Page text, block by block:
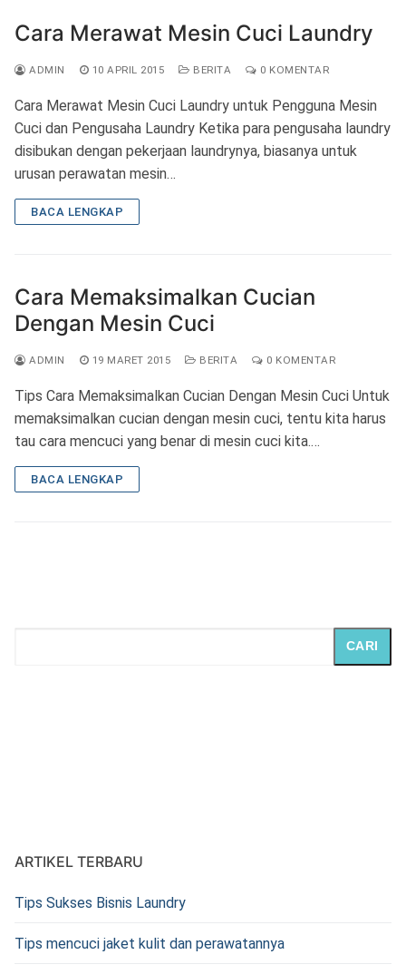
Cara Merawat Mesin Cuci Laundry
ADMIN 10 APRIL 2015 BERITA 0 KOMENTAR
Cara Merawat Mesin Cuci Laundry untuk Pengguna Mesin
Cuci dan Pengusaha Laundry Ketika para pengusaha laundry
disibukan dengan pekerjaan laundrynya, biasanya untuk
urusan perawatan mesin…
BACA LENGKAP
Cara Memaksimalkan Cucian
Dengan Mesin Cuci
ADMIN 19 MARET 2015 BERITA 0 KOMENTAR
Tips Cara Memaksimalkan Cucian Dengan Mesin Cuci Untuk
memaksimalkan cucian dengan mesin cuci, tentu kita harus
tau cara mencuci yang benar di mesin cuci kita.…
BACA LENGKAP
CARI
ARTIKEL TERBARU
Tips Sukses Bisnis Laundry
Tips mencuci jaket kulit dan perawatannya